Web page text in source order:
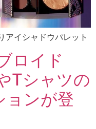
アイシャドウパレット
ロイド
Tシャツの
ョンが登